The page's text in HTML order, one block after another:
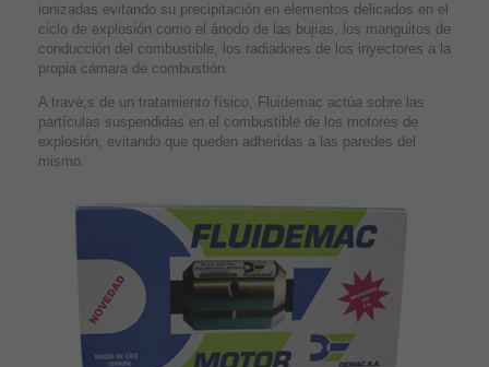
ionizadas evitando su precipitación en elementos delicados en el
ciclo de explosión como el ánodo de las bujías, los manguitos de
conducción del combustible, los radiadores de los inyectores a la
propia cámara de combustión.
A travé;s de un tratamiento físico, Fluidemac actúa sobre las
partículas suspendidas en el combustible de los motores de
explosión, evitando que queden adheridas a las paredes del
mismo.